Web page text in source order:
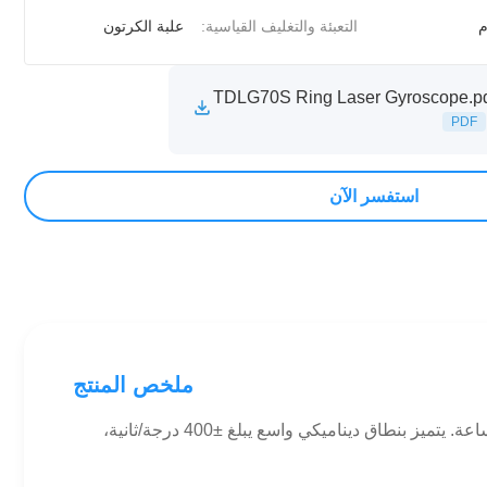
التعبئة والتغليف القياسية: علبة الكرتون
TDLG70S Ring Laser
PDF
استفسر الآن
ملخص المنتج
يوفر جيروسكوب الليزر الحلقي TDLG70S دقة استثنائية مع ثبات متحيز يصل إلى 0.006 درجة/ساعة وARW إلى 0.0015 درجة/√ساعة. يتميز بنطاق ديناميكي واسع يبلغ ±400 درجة/ثانية،